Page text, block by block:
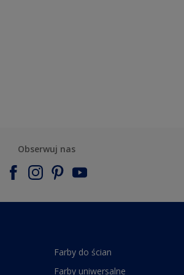
Obserwuj nas
Farby do ścian
Farby uniwersalne